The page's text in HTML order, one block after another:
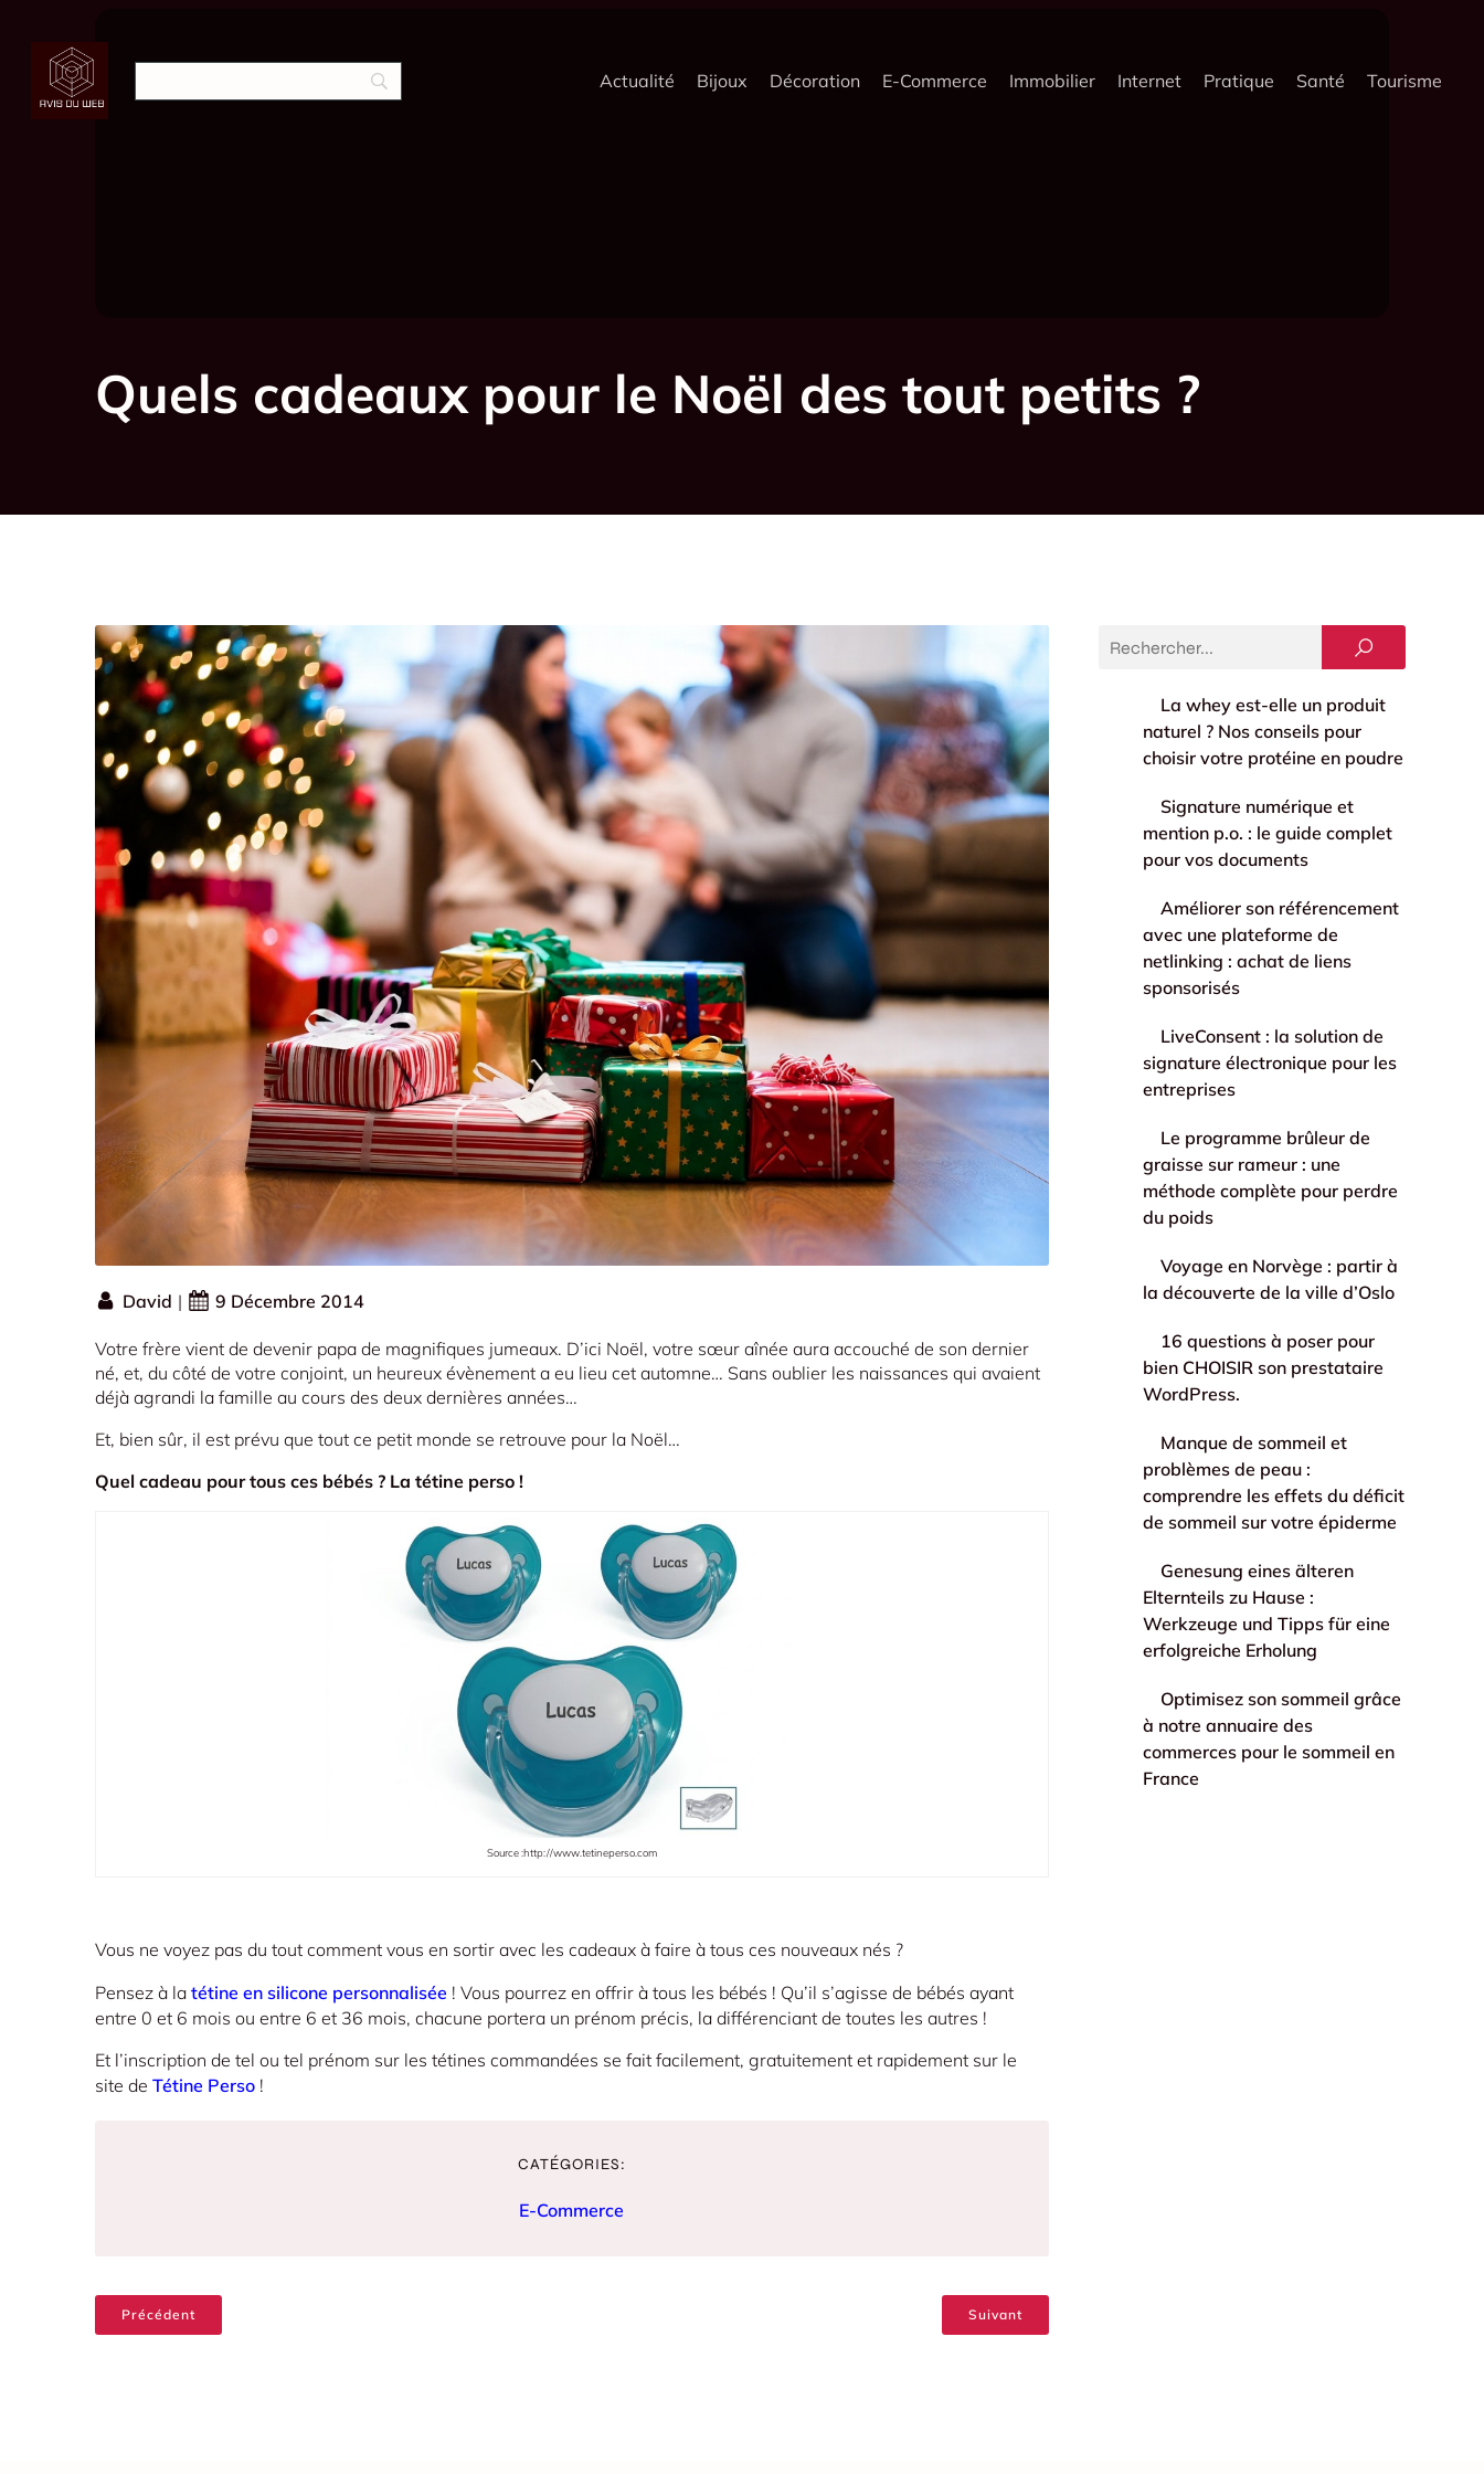
Actualité Bijoux Décoration E-Commerce Immobilier Internet Pratique Santé Tourisme
Quels cadeaux pour le Noël des tout petits ?
David | 9 Décembre 2014
Votre frère vient de devenir papa de magnifiques jumeaux. D’ici Noël, votre sœur aînée aura accouché de son dernier
né, et, du côté de votre conjoint, un heureux évènement a eu lieu cet automne… Sans oublier les naissances qui avaient
déjà agrandi la famille au cours des deux dernières années…
Et, bien sûr, il est prévu que tout ce petit monde se retrouve pour la Noël…
Quel cadeau pour tous ces bébés ? La tétine perso !
Source :http://www.tetineperso.com
Vous ne voyez pas du tout comment vous en sortir avec les cadeaux à faire à tous ces nouveaux nés ?
Pensez à la tétine en silicone personnalisée ! Vous pourrez en offrir à tous les bébés ! Qu’il s’agisse de bébés ayant
entre 0 et 6 mois ou entre 6 et 36 mois, chacune portera un prénom précis, la différenciant de toutes les autres !
Et l’inscription de tel ou tel prénom sur les tétines commandées se fait facilement, gratuitement et rapidement sur le
site de Tétine Perso !
CATÉGORIES:
E-Commerce
Précédent Suivant
La whey est-elle un produit
naturel ? Nos conseils pour
choisir votre protéine en poudre
Signature numérique et
mention p.o. : le guide complet
pour vos documents
Améliorer son référencement
avec une plateforme de
netlinking : achat de liens
sponsorisés
LiveConsent : la solution de
signature électronique pour les
entreprises
Le programme brûleur de
graisse sur rameur : une
méthode complète pour perdre
du poids
Voyage en Norvège : partir à
la découverte de la ville d’Oslo
16 questions à poser pour
bien CHOISIR son prestataire
WordPress.
Manque de sommeil et
problèmes de peau :
comprendre les effets du déficit
de sommeil sur votre épiderme
Genesung eines älteren
Elternteils zu Hause :
Werkzeuge und Tipps für eine
erfolgreiche Erholung
Optimisez son sommeil grâce
à notre annuaire des
commerces pour le sommeil en
France